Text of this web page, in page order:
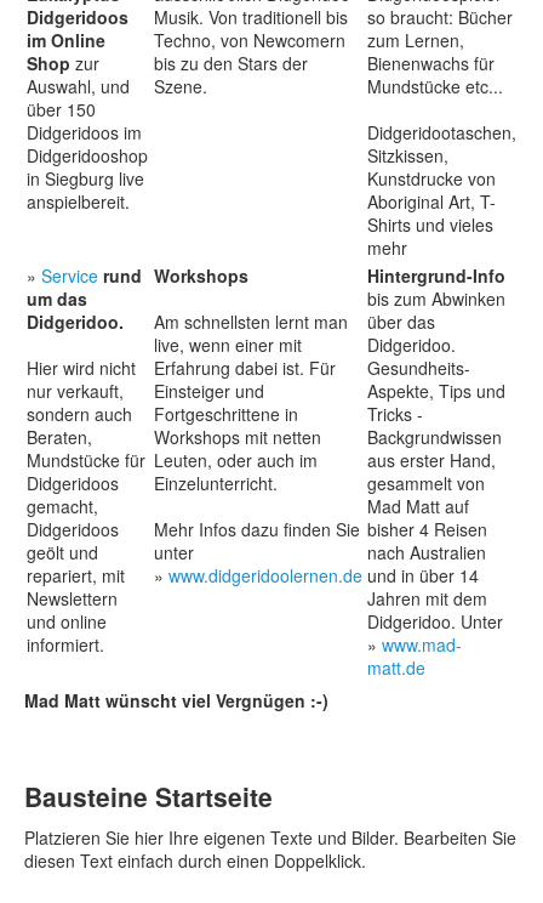
Didgeridoos
im Online
Shop zur
Auswahl, und
über 150
Didgeridoos im
Didgeridooshop
in Siegburg live
anspielbereit.
Musik. Von traditionell bis
Techno, von Newcomern
bis zu den Stars der
Szene.
so braucht: Bücher
zum Lernen,
Bienenwachs für
Mundstücke etc...
Didgeridootaschen,
Sitzkissen,
Kunstdrucke von
Aboriginal Art, T-
Shirts und vieles
mehr
» Service rund
um das
Didgeridoo.
Hier wird nicht
nur verkauft,
sondern auch
Beraten,
Mundstücke für
Didgeridoos
gemacht,
Didgeridoos
geölt und
repariert, mit
Newslettern
und online
informiert.
Workshops
Am schnellsten lernt man
live, wenn einer mit
Erfahrung dabei ist. Für
Einsteiger und
Fortgeschrittene in
Workshops mit netten
Leuten, oder auch im
Einzelunterricht.
Mehr Infos dazu finden Sie
unter
» www.didgeridoolernen.de
Hintergrund-Info
bis zum Abwinken
über das
Didgeridoo.
Gesundheits-
Aspekte, Tips und
Tricks -
Backgrundwissen
aus erster Hand,
gesammelt von
Mad Matt auf
bisher 4 Reisen
nach Australien
und in über 14
Jahren mit dem
Didgeridoo. Unter
» www.mad-
matt.de
Mad Matt wünscht viel Vergnügen :-)
Bausteine Startseite
Platzieren Sie hier Ihre eigenen Texte und Bilder. Bearbeiten Sie
diesen Text einfach durch einen Doppelklick.